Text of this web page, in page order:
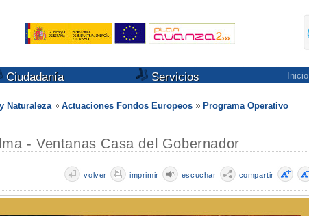
Ciudadanía Servicios Inicio
Naturaleza Actuaciones Fondos Europeos
Programa Operativo
- Ventanas Casa del Gobernador
compartir
escuchar
imprimir
volver